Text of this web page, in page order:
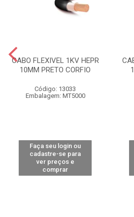
CABO FLEXIVEL 1KV HEPR
10MM PRETO CORFIO
Código: 13033
Embalagem: MT5000
Faça seu login ou
cadastre-se para
ver preços e
comprar